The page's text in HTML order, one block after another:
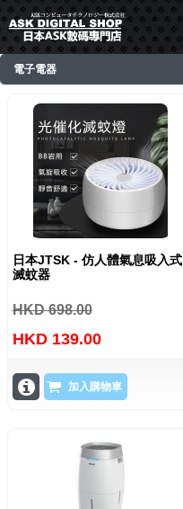
電子電器
日本JTSK - 仿人體氣息吸入式
滅蚊器
HKD 698.00
HKD 139.00
加入購物車